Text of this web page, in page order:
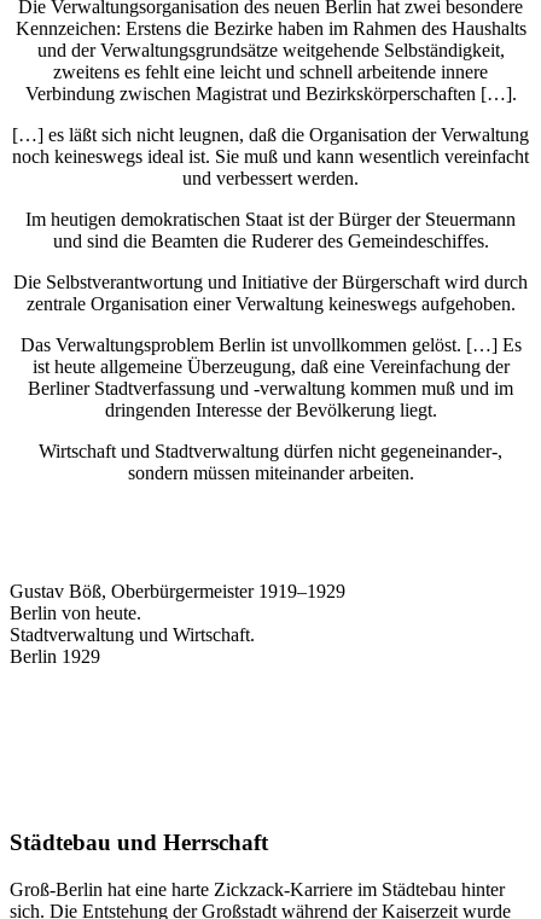
Die Verwaltungsorganisation des neuen Berlin hat zwei besondere
Kennzeichen: Erstens die Bezirke haben im Rahmen des Haushalts
und der Verwaltungsgrundsätze weitgehende Selbständigkeit,
zweitens es fehlt eine leicht und schnell arbeitende innere
Verbindung zwischen Magistrat und Bezirkskörperschaften […].
[…] es läßt sich nicht leugnen, daß die Organisation der Verwaltung
noch keineswegs ideal ist. Sie muß und kann wesentlich vereinfacht
und verbessert werden.
Im heutigen demokratischen Staat ist der Bürger der Steuermann
und sind die Beamten die Ruderer des Gemeindeschiffes.
Die Selbstverantwortung und Initiative der Bürgerschaft wird durch
zentrale Organisation einer Verwaltung keineswegs aufgehoben.
Das Verwaltungsproblem Berlin ist unvollkommen gelöst. […] Es
ist heute allgemeine Überzeugung, daß eine Vereinfachung der
Berliner Stadtverfassung und -verwaltung kommen muß und im
dringenden Interesse der Bevölkerung liegt.
Wirtschaft und Stadtverwaltung dürfen nicht gegeneinander-,
sondern müssen miteinander arbeiten.
Gustav Böß, Oberbürgermeister 1919–1929
Berlin von heute.
Stadtverwaltung und Wirtschaft.
Berlin 1929
Städtebau und Herrschaft
Groß-Berlin hat eine harte Zickzack-Karriere im Städtebau hinter
sich. Die Entstehung der Großstadt während der Kaiserzeit wurde